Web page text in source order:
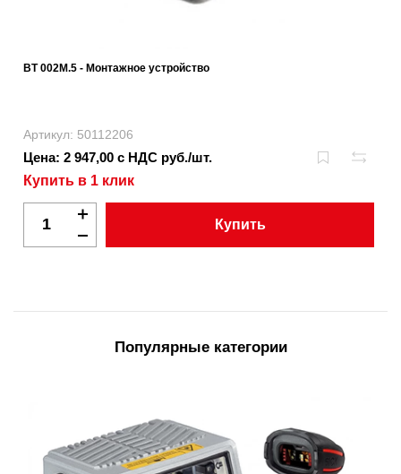
BT 002M.5 - Монтажное устройство
Артикул: 50112206
Цена: 2 947,00 с НДС руб./шт.
Купить в 1 клик
Купить
Популярные категории